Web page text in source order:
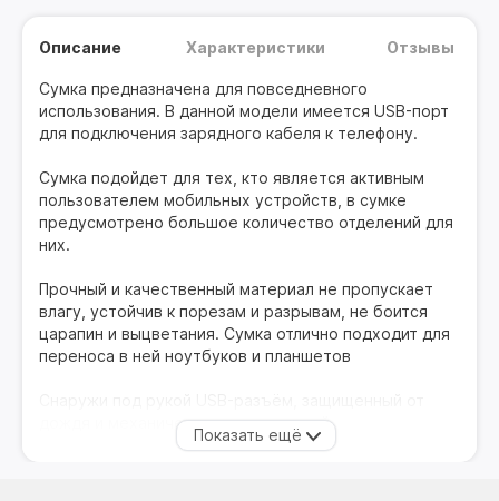
Описание
Сумка предназначена для повседневного
использования. В данной модели имеется USB-порт
для подключения зарядного кабеля к телефону.
Сумка подойдет для тех, кто является активным
пользователем мобильных устройств, в сумке
предусмотрено большое количество отделений для
них.
Прочный и качественный материал не пропускает
влагу, устойчив к порезам и разрывам, не боится
царапин и выцветания. Сумка отлично подходит для
переноса в ней ноутбуков и планшетов
дождя и механических повреждений.
Характеристики Отзывы